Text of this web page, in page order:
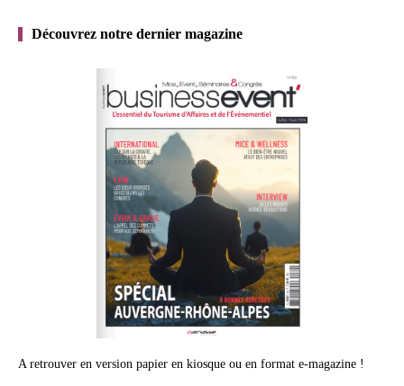
Découvrez notre dernier magazine
A retrouver en version papier en kiosque ou en format e-magazine !